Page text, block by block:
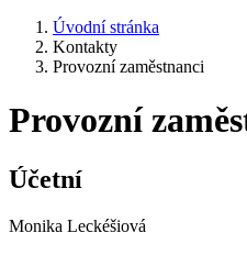
Úvodní stránka
Kontakty
Provozní zaměstnanci
Provozní
Účetní
Monika Leckéšiová